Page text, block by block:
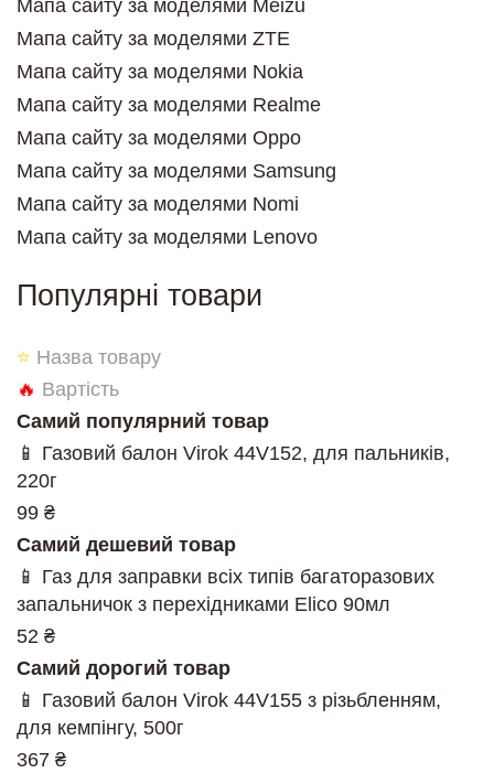
Мапа сайту за моделями Meizu
Мапа сайту за моделями ZTE
Мапа сайту за моделями Nokia
Мапа сайту за моделями Realme
Мапа сайту за моделями Oppo
Мапа сайту за моделями Samsung
Мапа сайту за моделями Nomi
Мапа сайту за моделями Lenovo
Популярні товари
⭐ Назва товару
🔥 Вартість
Самий популярний товар
📱 Газовий балон Virok 44V152, для пальників,
220г
99 ₴
Самий дешевий товар
📱 Газ для заправки всіх типів багаторазових
запальничок з перехідниками Elico 90мл
52 ₴
Самий дорогий товар
📱 Газовий балон Virok 44V155 з різьбленням,
для кемпінгу, 500г
367 ₴